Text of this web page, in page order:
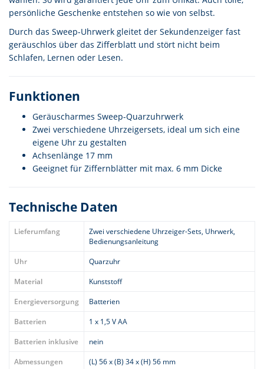
persönliche Geschenke entstehen so wie von selbst.
Durch das Sweep-Uhrwerk gleitet der Sekundenzeiger fast
geräuschlos über das Zifferblatt und stört nicht beim
Schlafen, Lernen oder Lesen.
Funktionen
Geräuscharmes Sweep-Quarzuhrwerk
Zwei verschiedene Uhrzeigersets, ideal um sich eine
eigene Uhr zu gestalten
Achsenlänge 17 mm
Geeignet für Ziffernblätter mit max. 6 mm Dicke
Technische Daten
Lieferumfang
Zwei verschiedene Uhrzeiger-Sets, Uhrwerk,
Bedienungsanleitung
Uhr
Quarzuhr
Material
Kunststoff
Energieversorgung
Batterien
Batterien
1 x 1,5 V AA
Batterien inklusive
nein
Abmessungen
(L) 56 x (B) 34 x (H) 56 mm